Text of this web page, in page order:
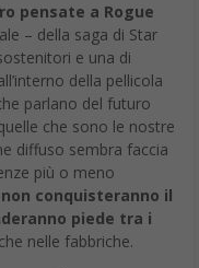
pensate a Rogue
– della saga di Star
e una di
della pellicola
parlano del futuro
che sono le nostre
diffuso sembra faccia
più o meno
conquisteranno il
piede tra i
nelle fabbriche.